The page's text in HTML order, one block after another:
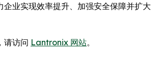
企业实现效率提升、加强安全保障并扩大
请访问 Lantronix 网站。